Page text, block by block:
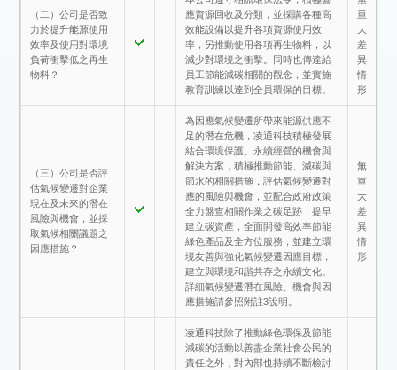
（二）公司是否致
力於提升能源使用
效率及使用對環境
負荷衝擊低之再生
物料？
應資源回收及分類，並採購各種高
效能設備以提升各項資源使用效
率，另推動使用各項再生物料，以
減少對環境之衝擊。同時也傳達給
員工節能減碳相關的觀念，並實施
教育訓練以達到全員環保的目標。
重
大
差
異
情
形
（三）公司是否評
估氣候變遷對企業
現在及未來的潛在
風險與機會，並採
取氣候相關議題之
因應措施？
為因應氣候變遷所帶來能源供應不
足的潛在危機，凌通科技積極發展
結合環境保護、永續經營的機會與
解決方案，積極推動節能、減碳與
節水的相關措施，評估氣候變遷對
應的風險與機會，並配合政府政策
全力盤查相關作業之碳足跡，提早
建立碳資產，全面開發高效率節能
綠色產品及全方位服務，並建立環
境友善與強化氣候變遷因應目標，
建立與環境和諧共存之永續文化。
詳細氣候變遷潛在風險、機會與因
應措施請參照附註3說明。
無
重
大
差
異
情
形
凌通科技除了推動綠色環保及節能
減碳的活動以善盡企業社會公民的
責任之外，對內部也持續不斷檢討